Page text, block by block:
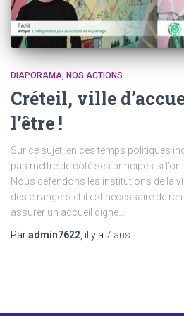
DIAPORAMA NOS ACTIONS
Créteil, ville
l’être !
Sur ce sujet, en ces temps politiques
pas mettre de côté ses principes si
Nous défendons les institutions de la
des étrangers et il est nécessaire de
assurer un accueil digne…
Paradmin7622 , il y a 7 ans